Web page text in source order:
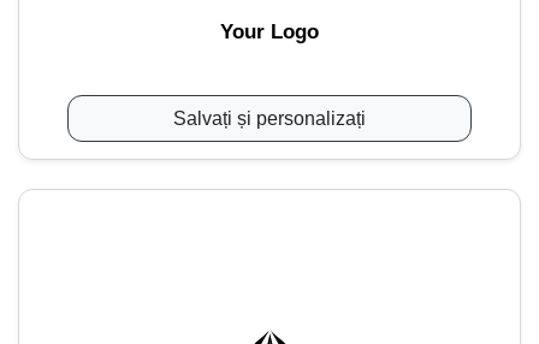
Your Logo
Salvați și personalizați